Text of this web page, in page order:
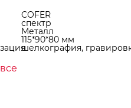
COFER
спектр
Металл
115*90*80 мм
шелкография,